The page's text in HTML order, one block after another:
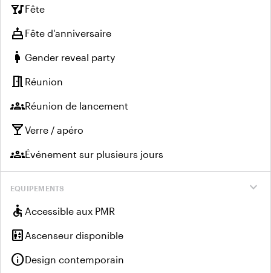
nightlifeFête
cake Fête d'anniversaire
pregnant_woman Gender reveal party
meeting_room Réunion
groupsRéunion de lancement
local_barVerre / apéro
groupsÉvénement sur plusieurs jours
expand_more
EQUIPEMENTS
accessible Accessible aux PMR
elevator Ascenseur disponible
infoDesign contemporain